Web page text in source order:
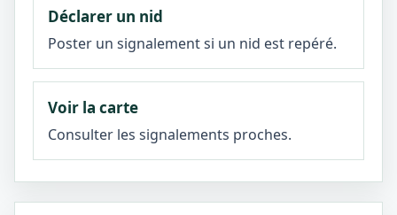
Déclarer un nid
Poster un signalement si un nid est repéré.
Voir la carte
Consulter les signalements proches.